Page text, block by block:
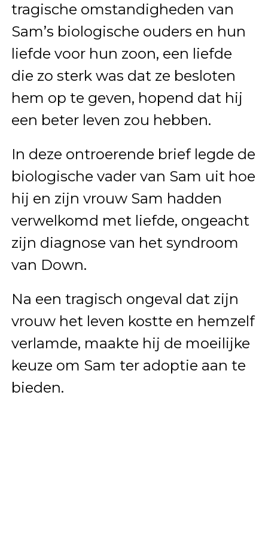
tragische omstandigheden van
Sam’s biologische ouders en hun
liefde voor hun zoon, een liefde
die zo sterk was dat ze besloten
hem op te geven, hopend dat hij
een beter leven zou hebben.
In deze ontroerende brief legde de
biologische vader van Sam uit hoe
hij en zijn vrouw Sam hadden
verwelkomd met liefde, ongeacht
zijn diagnose van het syndroom
van Down.
Na een tragisch ongeval dat zijn
vrouw het leven kostte en hemzelf
verlamde, maakte hij de moeilijke
keuze om Sam ter adoptie aan te
bieden.